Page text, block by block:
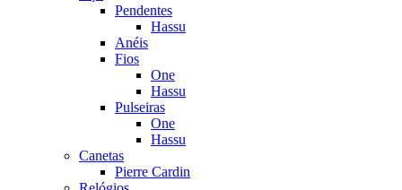
Pendentes
Hassu
Anéis
Fios
One
Hassu
Pulseiras
One
Hassu
Canetas
Pierre Cardin